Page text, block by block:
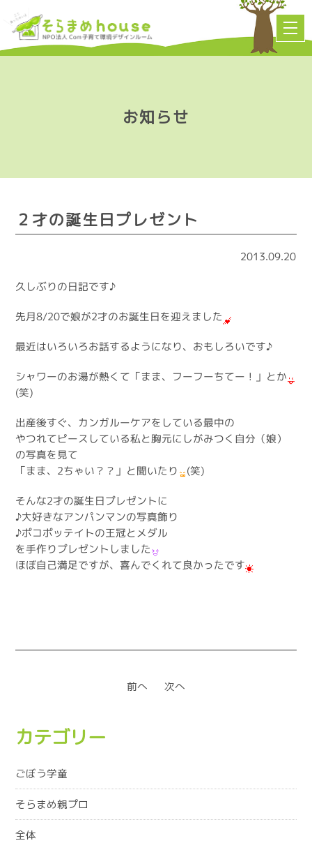
お知らせ
２才の誕生日プレゼント
2013.09.20
久しぶりの日記です♪
先月8/20で娘が2才のお誕生日を迎えました
最近はいろいろお話するようになり、おもしろいです♪
シャワーのお湯が熱くて「まま、フーフーちてー！」とか
(笑)
出産後すぐ、カンガルーケアをしている最中の
やつれてピースしている私と胸元にしがみつく自分（娘）
の写真を見て
「まま、2ちゃい？？」と聞いたり (笑)
そんな2才の誕生日プレゼントに
♪大好きなアンパンマンの写真飾り
♪ポコポッテイトの王冠とメダル
を手作りプレゼントしました
ほぼ自己満足ですが、喜んでくれて良かったです
前へ 次へ
カテゴリー
ごぼう学童
そらまめ親プロ
全体